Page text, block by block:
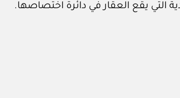
التي يقع العقار في دائرة اختصاصها.